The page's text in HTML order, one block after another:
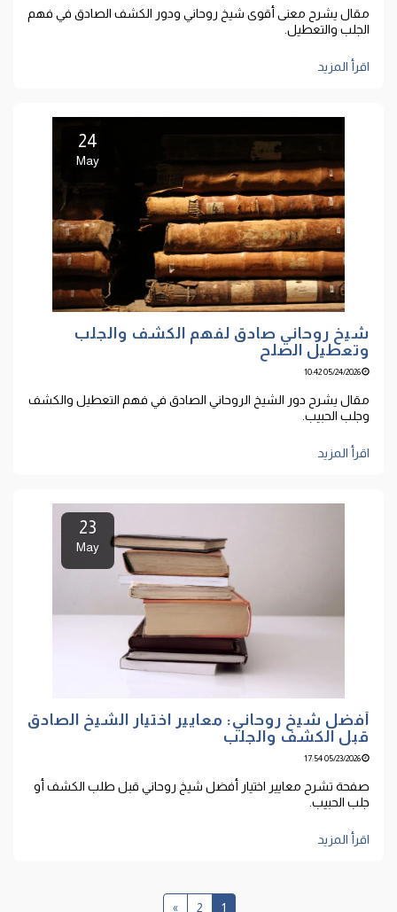
مقال يشرح معنى أقوى شيخ روحاني ودور الكشف الصادق في فهم
الجلب والتعطيل.
اقرأ المزيد
24
May
شيخ روحاني صادق لفهم الكشف والجلب
وتعطيل الصلح
05/24/2026 10:42
مقال يشرح دور الشيخ الروحاني الصادق في فهم التعطيل والكشف
وجلب الحبيب.
اقرأ المزيد
23
May
أفضل شيخ روحاني: معايير اختيار الشيخ الصادق
قبل الكشف والجلب
05/23/2026 17:54
صفحة تشرح معايير اختيار أفضل شيخ روحاني قبل طلب الكشف أو
جلب الحبيب.
اقرأ المزيد
1
2
»